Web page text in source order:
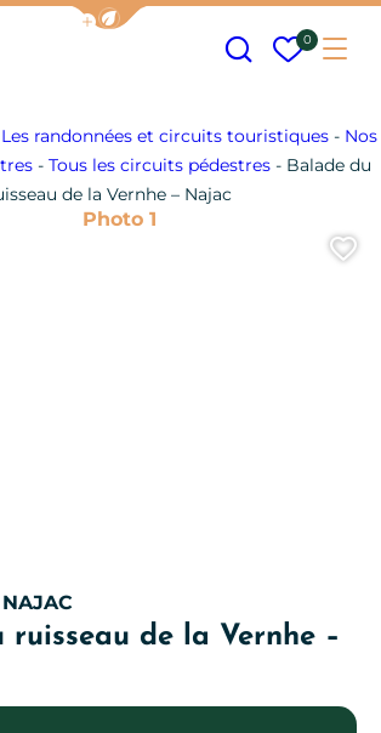
Afficher la barre de navigation
Mes
0
Les randonnées et circuits touristiques- Nos
- Tous les circuits pédestres - Balade du
de la Vernhe – Najac
NAJAC
ruisseau de la Vernhe –
Photo 1